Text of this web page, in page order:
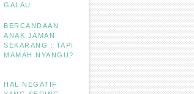
GALAU
BERCANDAAN
ANAK JAMAN
SEKARANG : TAPI
MAMAH NYANGU?
HAL NEGATIF